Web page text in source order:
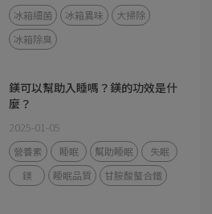
冰箱細菌 冰箱異味
大掃除
冰箱除臭
鎂可以幫助入睡嗎？鎂的功效是什
麼？
2025-01-05
營養素 睡眠 幫助睡眠
失眠
鎂
睡眠品質 甘胺酸螯合鐵